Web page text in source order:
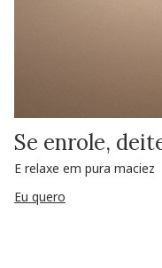
Se enrole,
E relaxe em pura maciez
Eu quero